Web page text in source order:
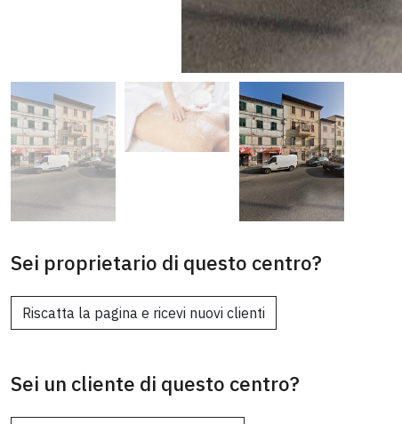
Sei proprietario di questo centro?
Riscatta la pagina e ricevi nuovi clienti
Sei un cliente di questo centro?